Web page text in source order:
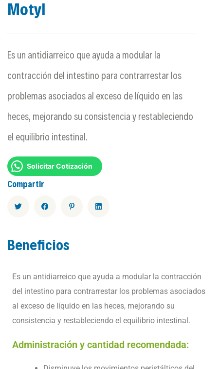
Motyl
Es un antidiarreico que ayuda a modular la
contracción del intestino para contrarrestar los
problemas asociados al exceso de líquido en las
heces, mejorando su consistencia y restableciendo
el equilibrio intestinal.
Solicitar Cotización
Compartir
Beneficios
Es un antidiarreico que ayuda a modular la contracción
del intestino para contrarrestar los problemas asociados
al exceso de líquido en las heces, mejorando su
consistencia y restableciendo el equilibrio intestinal.
Administración y cantidad recomendada: